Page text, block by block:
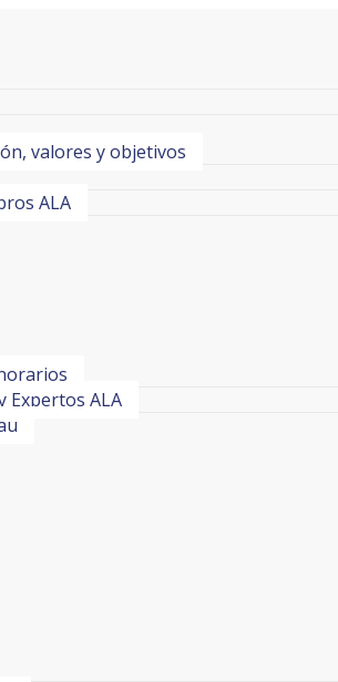
valores y objetivos
ALA
Expertos ALA